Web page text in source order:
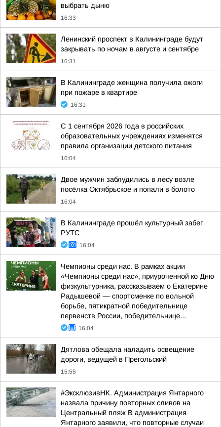
выбрать дыню
16:33
Ленинский проспект в Калининграде будут
закрывать по ночам в августе и сентябре
16:31
В Калининграде женщина получила ожоги
при пожаре в квартире
16:31
С 1 сентября 2026 года в российских
образовательных учреждениях изменятся
правила организации детского питания
16:04
Двое мужчин заблудились в лесу возле
посёлка Октябрьское и попали в болото
16:04
В Калининграде прошёл культурный забег
РУТС
16:04
Чемпионы среди нас. В рамках акции
«Чемпионы среди нас», приуроченной ко Дню
физкультурника, рассказываем о Екатерине
Радышевой — спортсменке по вольной
борьбе, пятикратной победительнице
первенств России, победительнице...
16:04
Дятлова обещала наладить освещение
дороги, ведущей в Прегольский
15:55
#ЭксклюзивНК. Администрация Янтарного
назвала причину повторных сливов на
Центральный пляж В администрация
Янтарного заявили, что повторные случаи